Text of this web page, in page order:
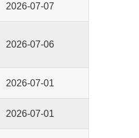
2026-07-07
2026-07-06
2026-07-01
2026-07-01